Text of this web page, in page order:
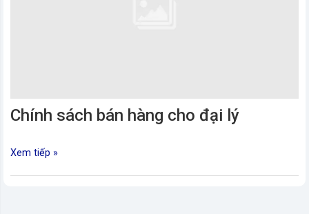
Chính sách bán hàng cho đại lý
Xem tiếp »